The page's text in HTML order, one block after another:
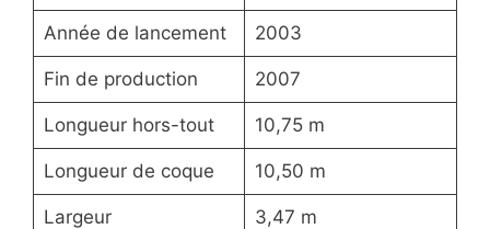
Année de lancement 2003
Fin de production 2007
Longueur hors-tout 10,75 m
Longueur de coque 10,50 m
Largeur 3,47 m